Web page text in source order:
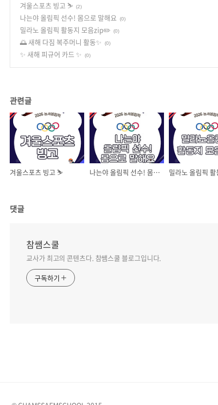
겨울스포츠 빙고 ⛷️ (2)
나는야 올림픽 선수! 몸으로 말해요 (0)
밀라노 올림픽 활동지 모음zip✏️ (0)
🌅 새해 다짐 복주머니 활동✨ (0)
✨ 새해 피규어 카드 ✨ (0)
관련글
겨울스포츠 빙고 ⛷️ 나는야 올림픽 선수! 몸으로 말해요
댓글
참쌤스쿨
교사가 최고의 콘텐츠다. 참쌤스쿨 블로그입니다.
구독하기